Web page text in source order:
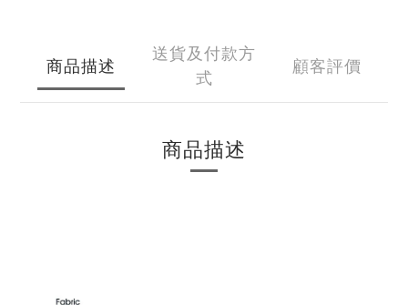
商品描述
送貨及付款方
式
顧客評價
商品描述